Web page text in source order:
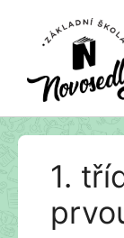
Přeskočit
1.